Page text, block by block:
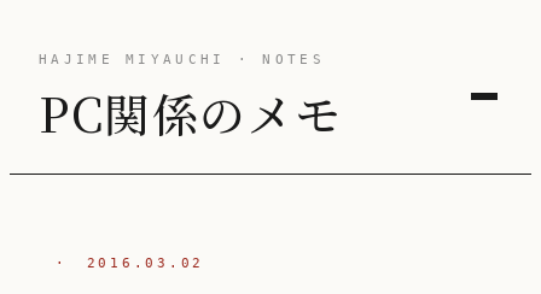
HAJIME MIYAUCHI · NOTES
PC関係のメモ
· 2016.03.02